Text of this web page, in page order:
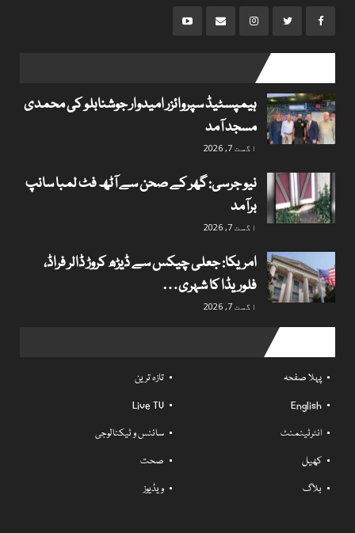
ہیمپسٹیڈ سپروائزر امیدوار جوشنابلو کی محمدی
مسجد آمد
اگست 7, 2026
نیو جرسی: گھر کے صحن سے آٹھ فٹ لمبا سانپ
برآمد
اگست 7, 2026
امریکا: جعلی چیکس سے ڈیڑھ کروڑ ڈالر فراڈ،
فلوریڈا کا شہری…
اگست 7, 2026
پہلا صفحہ
تازہ ترین
English
Live TV
انٹرٹینمنٹ
سائنس و ٹیکنالوجی
کھیل
صحت
بلاگ
ویڈیوز